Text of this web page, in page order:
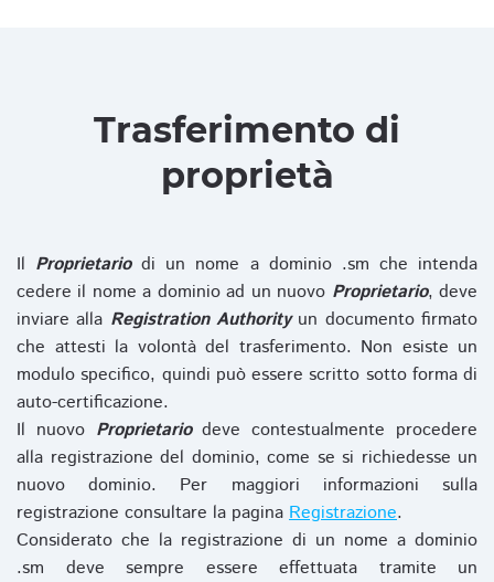
Trasferimento di
proprietà
Il Proprietariodi un nome a dominio .sm che intenda
cedere il nome a dominio ad un nuovo Proprietario, deve
inviare alla Registration Authorityun documento firmato
che attesti la volontà del trasferimento. Non esiste un
modulo specifico, quindi può essere scritto sotto forma di
auto-certificazione.
Il nuovo Proprietariodeve contestualmente procedere
alla registrazione del dominio, come se si richiedesse un
nuovo dominio. Per maggiori informazioni sulla
registrazione consultare la pagina Registrazione.
Considerato che la registrazione di un nome a dominio
.sm deve sempre essere effettuata tramite un